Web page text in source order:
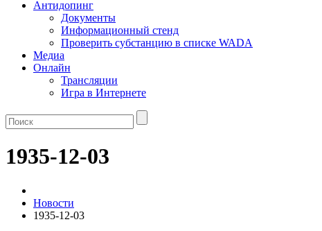
Антидопинг
Документы
Информационный стенд
Проверить субстанцию в списке WADA
Медиа
Онлайн
Трансляции
Игра в Интернете
1935-12-03
Новости
1935-12-03